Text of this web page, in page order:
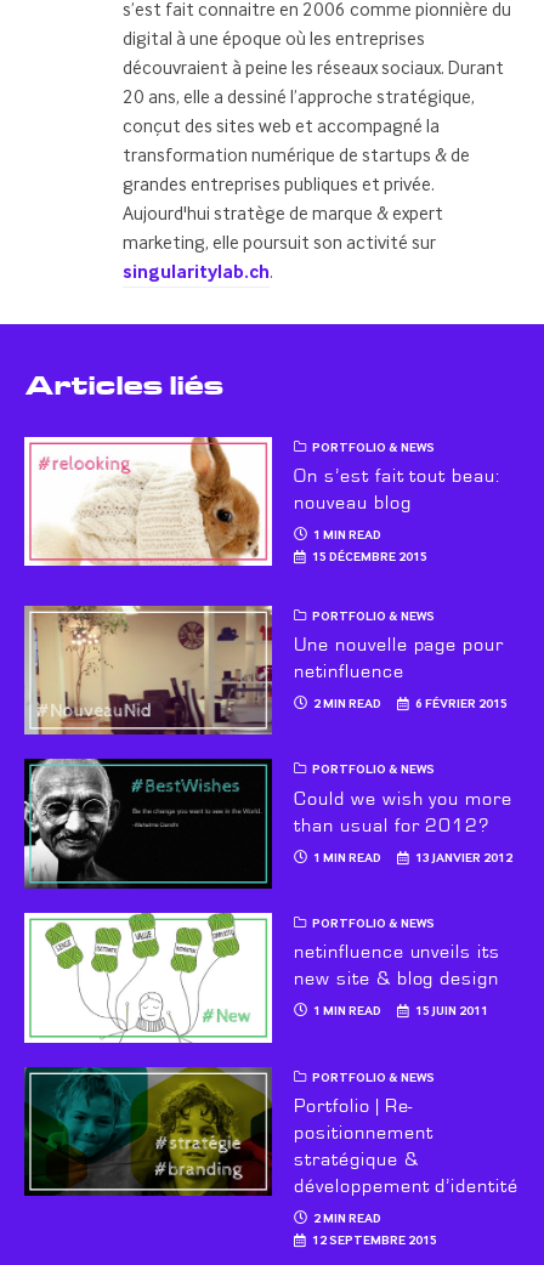
s’est fait connaitre en 2006 comme pionnière du
digital à une époque où les entreprises
découvraient à peine les réseaux sociaux. Durant
20 ans, elle a dessiné l’approche stratégique,
conçut des sites web et accompagné la
transformation numérique de startups & de
grandes entreprises publiques et privée.
Aujourd'hui stratège de marque & expert
marketing, elle poursuit son activité sur
singularitylab.ch.
Articles liés
PORTFOLIO & NEWS
On s’est fait tout beau:
nouveau blog
1 MIN READ
15 DÉCEMBRE 2015
PORTFOLIO & NEWS
Une nouvelle page pour
netinfluence
2 MIN READ 6 FÉVRIER 2015
PORTFOLIO & NEWS
Could we wish you more
than usual for 2012?
1 MIN READ 13 JANVIER 2012
PORTFOLIO & NEWS
netinfluence unveils its
new site & blog design
1 MIN READ 15 JUIN 2011
PORTFOLIO & NEWS
Portfolio | Re-
positionnement
stratégique &
développement d’identité
2 MIN READ
12 SEPTEMBRE 2015